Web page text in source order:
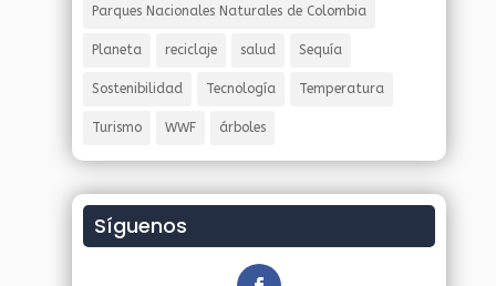
Parques Nacionales Naturales de Colombia
Planeta reciclaje salud Sequía
Sostenibilidad Tecnología Temperatura
Turismo WWF árboles
Síguenos